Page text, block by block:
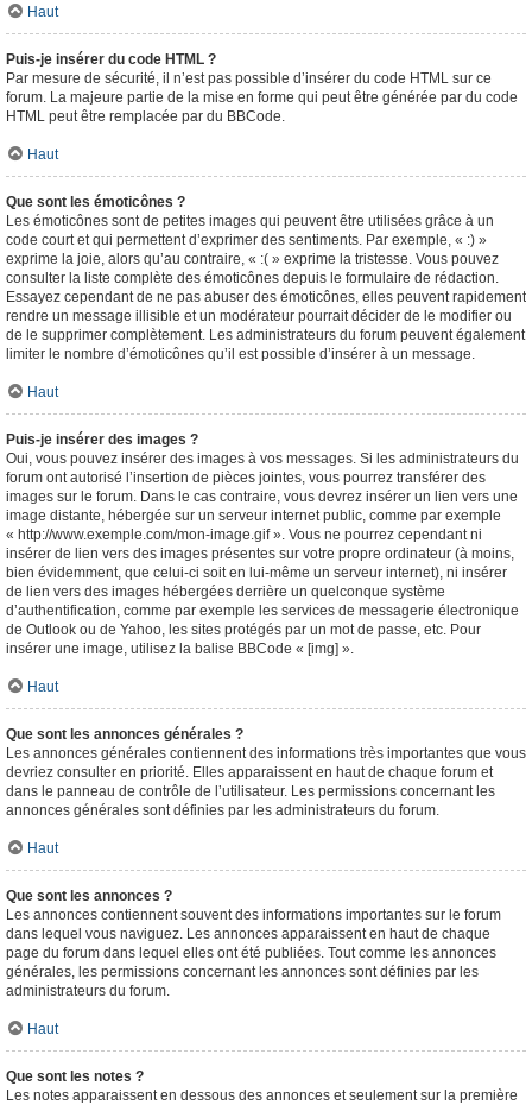
Haut
Puis-je insérer du code HTML ?
Par mesure de sécurité, il n’est pas possible d’insérer du code HTML sur ce
forum. La majeure partie de la mise en forme qui peut être générée par du code
HTML peut être remplacée par du BBCode.
Haut
Que sont les émoticônes ?
Les émoticônes sont de petites images qui peuvent être utilisées grâce à un
code court et qui permettent d’exprimer des sentiments. Par exemple, « :) »
exprime la joie, alors qu’au contraire, « :( » exprime la tristesse. Vous pouvez
consulter la liste complète des émoticônes depuis le formulaire de rédaction.
Essayez cependant de ne pas abuser des émoticônes, elles peuvent rapidement
rendre un message illisible et un modérateur pourrait décider de le modifier ou
de le supprimer complètement. Les administrateurs du forum peuvent également
limiter le nombre d’émoticônes qu’il est possible d’insérer à un message.
Haut
Puis-je insérer des images ?
Oui, vous pouvez insérer des images à vos messages. Si les administrateurs du
forum ont autorisé l’insertion de pièces jointes, vous pourrez transférer des
images sur le forum. Dans le cas contraire, vous devrez insérer un lien vers une
image distante, hébergée sur un serveur internet public, comme par exemple
« http://www.exemple.com/mon-image.gif ». Vous ne pourrez cependant ni
insérer de lien vers des images présentes sur votre propre ordinateur (à moins,
bien évidemment, que celui-ci soit en lui-même un serveur internet), ni insérer
de lien vers des images hébergées derrière un quelconque système
d’authentification, comme par exemple les services de messagerie électronique
de Outlook ou de Yahoo, les sites protégés par un mot de passe, etc. Pour
insérer une image, utilisez la balise BBCode « [img] ».
Haut
Que sont les annonces générales ?
Les annonces générales contiennent des informations très importantes que vous
devriez consulter en priorité. Elles apparaissent en haut de chaque forum et
dans le panneau de contrôle de l’utilisateur. Les permissions concernant les
annonces générales sont définies par les administrateurs du forum.
Haut
Que sont les annonces ?
Les annonces contiennent souvent des informations importantes sur le forum
dans lequel vous naviguez. Les annonces apparaissent en haut de chaque
page du forum dans lequel elles ont été publiées. Tout comme les annonces
générales, les permissions concernant les annonces sont définies par les
administrateurs du forum.
Haut
Que sont les notes ?
Les notes apparaissent en dessous des annonces et seulement sur la première